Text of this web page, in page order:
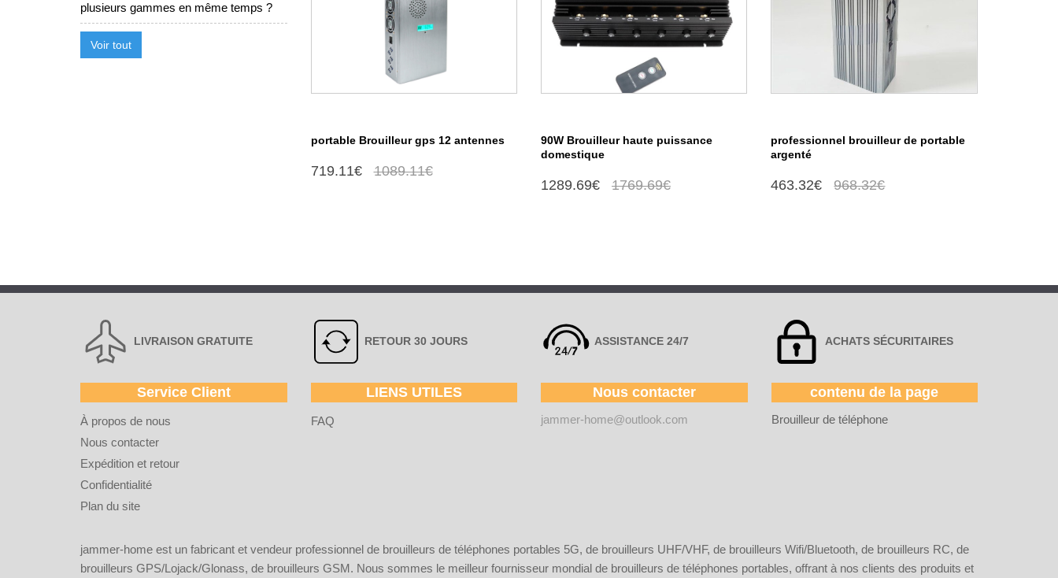
portable Brouilleur gps 12 antennes
719.11€ 1089.11€
90W Brouilleur haute puissance
domestique
1289.69€ 1769.69€
professionnel brouilleur de portable
argenté
463.32€ 968.32€
plusieurs gammes en même temps ?
Voir tout
LIVRAISON GRATUITE RETOUR 30 JOURS ASSISTANCE 24/7 ACHATS SÉCURITAIRES
Service Client
À propos de nous
Nous contacter
Expédition et retour
Confidentialité
Plan du site
LIENS UTILES
FAQ
Nous contacter
jammer-home@outlook.com
contenu de la page
Brouilleur de téléphone
jammer-home est un fabricant et vendeur professionnel de brouilleurs de téléphones portables 5G, de brouilleurs UHF/VHF, de brouilleurs Wifi/Bluetooth, de brouilleurs RC, de
brouilleurs GPS/Lojack/Glonass, de brouilleurs GSM. Nous sommes le meilleur fournisseur mondial de brouilleurs de téléphones portables, offrant à nos clients des produits et